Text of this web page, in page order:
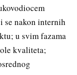
se nakon internih
u svim fazama
kvaliteta;